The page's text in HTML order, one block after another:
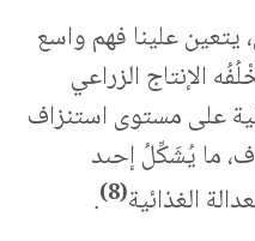
يتعين علينا فهم واسع
الإنتاج الزراعي
على مستوى استنزاف
ما يُشَكِّلُ إحىد
الغذائية(8)
.